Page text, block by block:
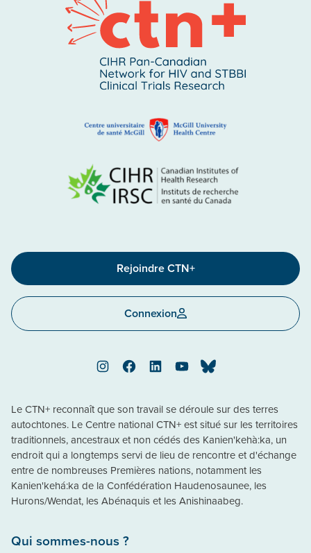
Rejoindre CTN+
Connexion
InstagramFacebookLinkedInYouTubeBluesky
Le CTN+ reconnaît que son travail se déroule sur des terres
autochtones. Le Centre national CTN+ est situé sur les territoires
traditionnels, ancestraux et non cédés des Kanien'kehà:ka, un
endroit qui a longtemps servi de lieu de rencontre et d'échange
entre de nombreuses Premières nations, notamment les
Kanien'kehá:ka de la Confédération Haudenosaunee, les
Hurons/Wendat, les Abénaquis et les Anishinaabeg.
Qui sommes-nous ?